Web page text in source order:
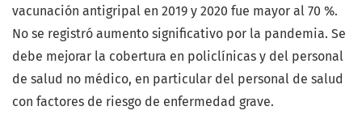
vacunación antigripal en 2019 y 2020 fue mayor al 70 %.
No se registró aumento significativo por la pandemia. Se
debe mejorar la cobertura en policlínicas y del personal
de salud no médico, en particular del personal de salud
con factores de riesgo de enfermedad grave.